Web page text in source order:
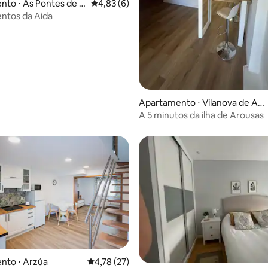
⋅ As Pontes de G 4,83 de uma avaliação média de 5, 6
4,83 (6)
da Aida
Apartamento ⋅ Vilanova de Ar
ousa
A 5 minutos da ilha de Arousas
⋅ Arzúa 4,78 de uma avaliação média de 5, 27
4,78 (27)